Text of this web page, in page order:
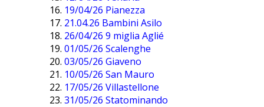
19/04/26 Pianezza
21.04.26 Bambini Asilo
26/04/26 9 miglia Aglié
01/05/26 Scalenghe
03/05/26 Giaveno
10/05/26 San Mauro
17/05/26 Villastellone
31/05/26 Statominando